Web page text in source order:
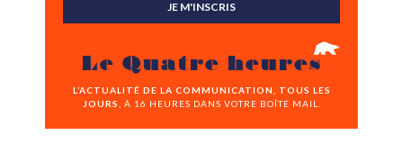
JE M'INSCRIS
Le Quatre heures
L’ACTUALITÉ DE LA COMMUNICATION, TOUS LES
JOURS,
À 16 HEURES DANS VOTRE BOÎTE MAIL.